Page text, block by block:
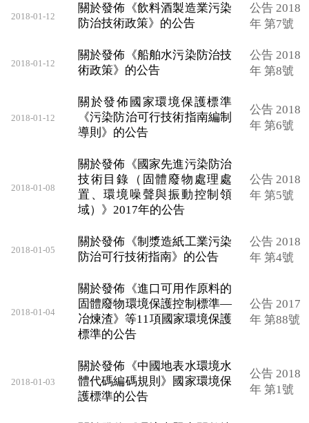
2018-01-12
關於發佈《飲料酒製造業污染
防治技術政策》的公告
公告 2018
年 第7號
2018-01-12
關於發佈《船舶水污染防治技
術政策》的公告
公告 2018
年 第8號
2018-01-12
關於發佈國家環境保護標準
《污染防治可行技術指南編制
導則》的公告
公告 2018
年 第6號
2018-01-08
關於發佈《國家先進污染防治
技術目錄（固體廢物處理處
置、環境噪聲與振動控制領
域）》2017年的公告
公告 2018
年 第5號
2018-01-05
關於發佈《制漿造紙工業污染
防治可行技術指南》的公告
公告 2018
年 第4號
2018-01-04
關於發佈《進口可用作原料的
固體廢物環境保護控制標準—
冶煉渣》等11項國家環境保護
標準的公告
公告 2017
年 第88號
2018-01-03
關於發佈《中國地表水環境水
體代碼編碼規則》國家環境保
護標準的公告
公告 2018
年 第1號